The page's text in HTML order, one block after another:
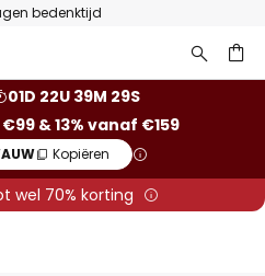
bedenktijd
01D 22U 39M 28S
€99 & 13% vanaf €159
Kopiëren
wel 70% korting